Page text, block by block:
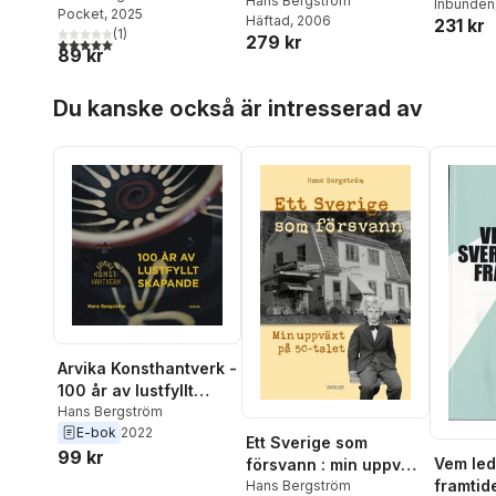
Pocket, 2025
5,0utav 5 stjärnor. Totalt antal röster:
(1)
89 kr
strategiskt politiskt
beslutsfattande
Häftad, 2006
279 kr
Inbunden
231 kr
Du kanske också är intresserad av
Arvika Konsthantverk -
100 år av lustfyllt
skapande
Hans Bergström
E-bok 2022
99 kr
Ett Sverige som
försvann : min uppväxt
på 50-talet
Hans Bergström
Vem